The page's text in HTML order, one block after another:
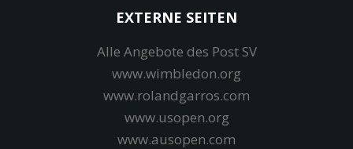
EXTERNE SEITEN
Alle Angebote des Post SV
www.wimbledon.org
www.rolandgarros.com
www.usopen.org
www.ausopen.com